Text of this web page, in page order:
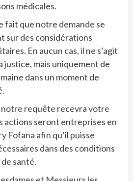
médicales.
fait que notre demande se
sur des considérations
En aucun cas, il ne s’agit
justice, mais uniquement de
dans un moment de
notre requête recevra votre
actions seront entreprises en
Fofana afin qu’il puisse
dans des conditions
santé.